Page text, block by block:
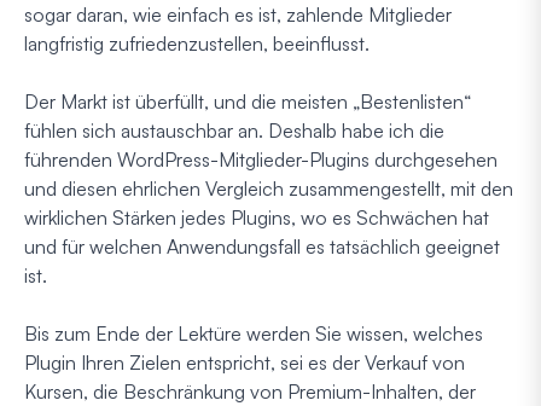
sogar daran, wie einfach es ist, zahlende Mitglieder
langfristig zufriedenzustellen, beeinflusst.
Der Markt ist überfüllt, und die meisten „Bestenlisten“
fühlen sich austauschbar an. Deshalb habe ich die
führenden WordPress-Mitglieder-Plugins durchgesehen
und diesen ehrlichen Vergleich zusammengestellt, mit den
wirklichen Stärken jedes Plugins, wo es Schwächen hat
und für welchen Anwendungsfall es tatsächlich geeignet
ist.
Bis zum Ende der Lektüre werden Sie wissen, welches
Plugin Ihren Zielen entspricht, sei es der Verkauf von
Kursen, die Beschränkung von Premium-Inhalten, der